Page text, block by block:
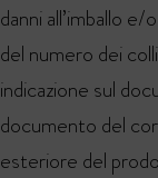
danni all’imballo
del numero dei
indicazione sul
documento del
esteriore del